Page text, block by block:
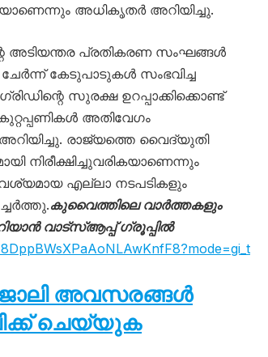
അധികൃതർ അറിയിച്ചു.
അടിയന്തര പ്രതികരണ സംഘങ്ങൾ
കേടുപാടുകൾ സംഭവിച്ച
സുരക്ഷ ഉറപ്പാക്കിക്കൊണ്ട്
അതിവേഗം
രാജ്യത്തെ വൈദ്യുതി
നിരീക്ഷിച്ചുവരികയാണെന്നും
എല്ലാ നടപടികളും
കുവൈത്തിലെ വാർത്തകളും
വാട്സ്ആപ്പ് ഗ്രൂപ്പിൽ
അവസരങ്ങൾ
ചെയ്യുക